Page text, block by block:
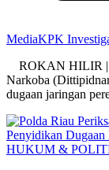
MediaKPK
ROKAN HILIR |
Narkoba
dugaan jaringan
HUKUM &